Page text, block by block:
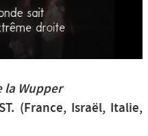
la Wupper
(France, Israël, Italie,